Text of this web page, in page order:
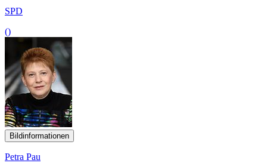
SPD
()
Bildinformationen
Petra Pau